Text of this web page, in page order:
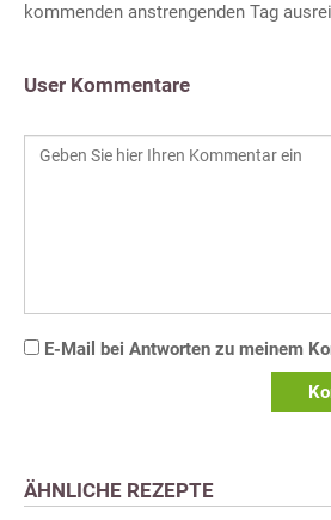
kommenden anstrengenden Tag
User Kommentare
E-Mail bei Antworten zu meinem
ÄHNLICHE REZEPTE